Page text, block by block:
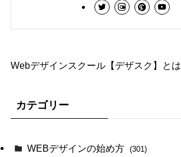
Webデザインスクール【デザスク】とは
カテゴリー
WEBデザインの始め方 (301)